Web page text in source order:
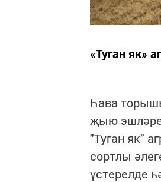
«Туган як»
Һава
җыю
"Туган як"
сортлы
үстерелде